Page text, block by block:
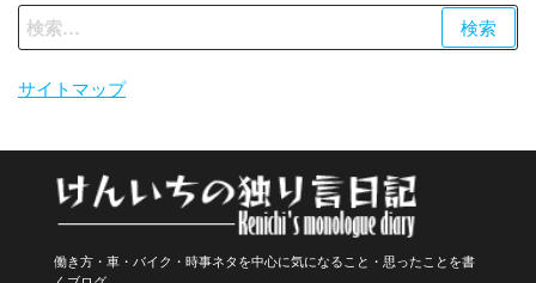
検
索:
サイトマップ
働き方・車・バイク・時事ネタを中心に気になること・思ったことを書